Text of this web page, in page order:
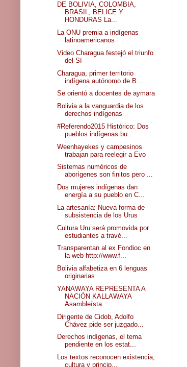
DE BOLIVIA, COLOMBIA,
BRASIL, BELICE Y
HONDURAS La...
La ONU premia a indígenas
latinoamericanos
Video Charagua festejó el triunfo
del Sí
Charagua, primer territorio
indígena autónomo de B...
Se orientó a docentes de aymara
Bolivia a la vanguardia de los
derechos indígenas
#Referendo2015 Histórico: Dos
pueblos indígenas bu...
Weenhayekes y campesinos
trabajan para reelegir a Evo
Sistemas numéricos de
aborígenes son finitos pero ...
Dos mujeres indígenas dan
energía a su pueblo en C...
La artesanía: Nueva forma de
subsistencia de los Urus
Cultura Uru será promovida por
estudiantes a travé...
Transparentan al ex Fondioc en
la web http://www.f...
Bolivia alfabetiza en 6 lenguas
originarias
YANAWAYA REPRESENTA A
NACIÓN KALLAWAYA
Asambleísta...
Dirigente de Cidob, Adolfo
Chávez pide ser juzgado...
Derechos indígenas, el tema
pendiente en los estat...
Los textos reconocen existencia,
cultura y princip...